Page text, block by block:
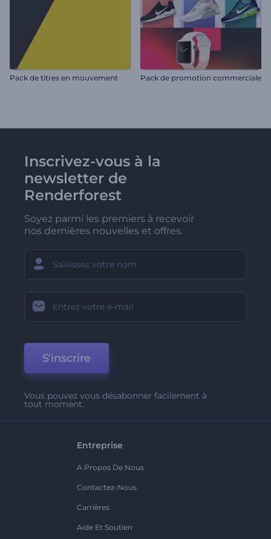
Pack de titres en mouvement Pack de promotion commerciale
Inscrivez-vous à la
newsletter de
Renderforest
Soyez parmi les premiers à recevoir
nos dernières nouvelles et offres.
S'inscrire
Vous pouvez vous désabonner facilement à
tout moment.
Entreprise
A Propos De Nous
Contactez-Nous
Carrières
Aide Et Soutien